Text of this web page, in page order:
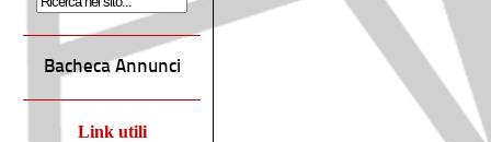
Bacheca Annunci
Link utili